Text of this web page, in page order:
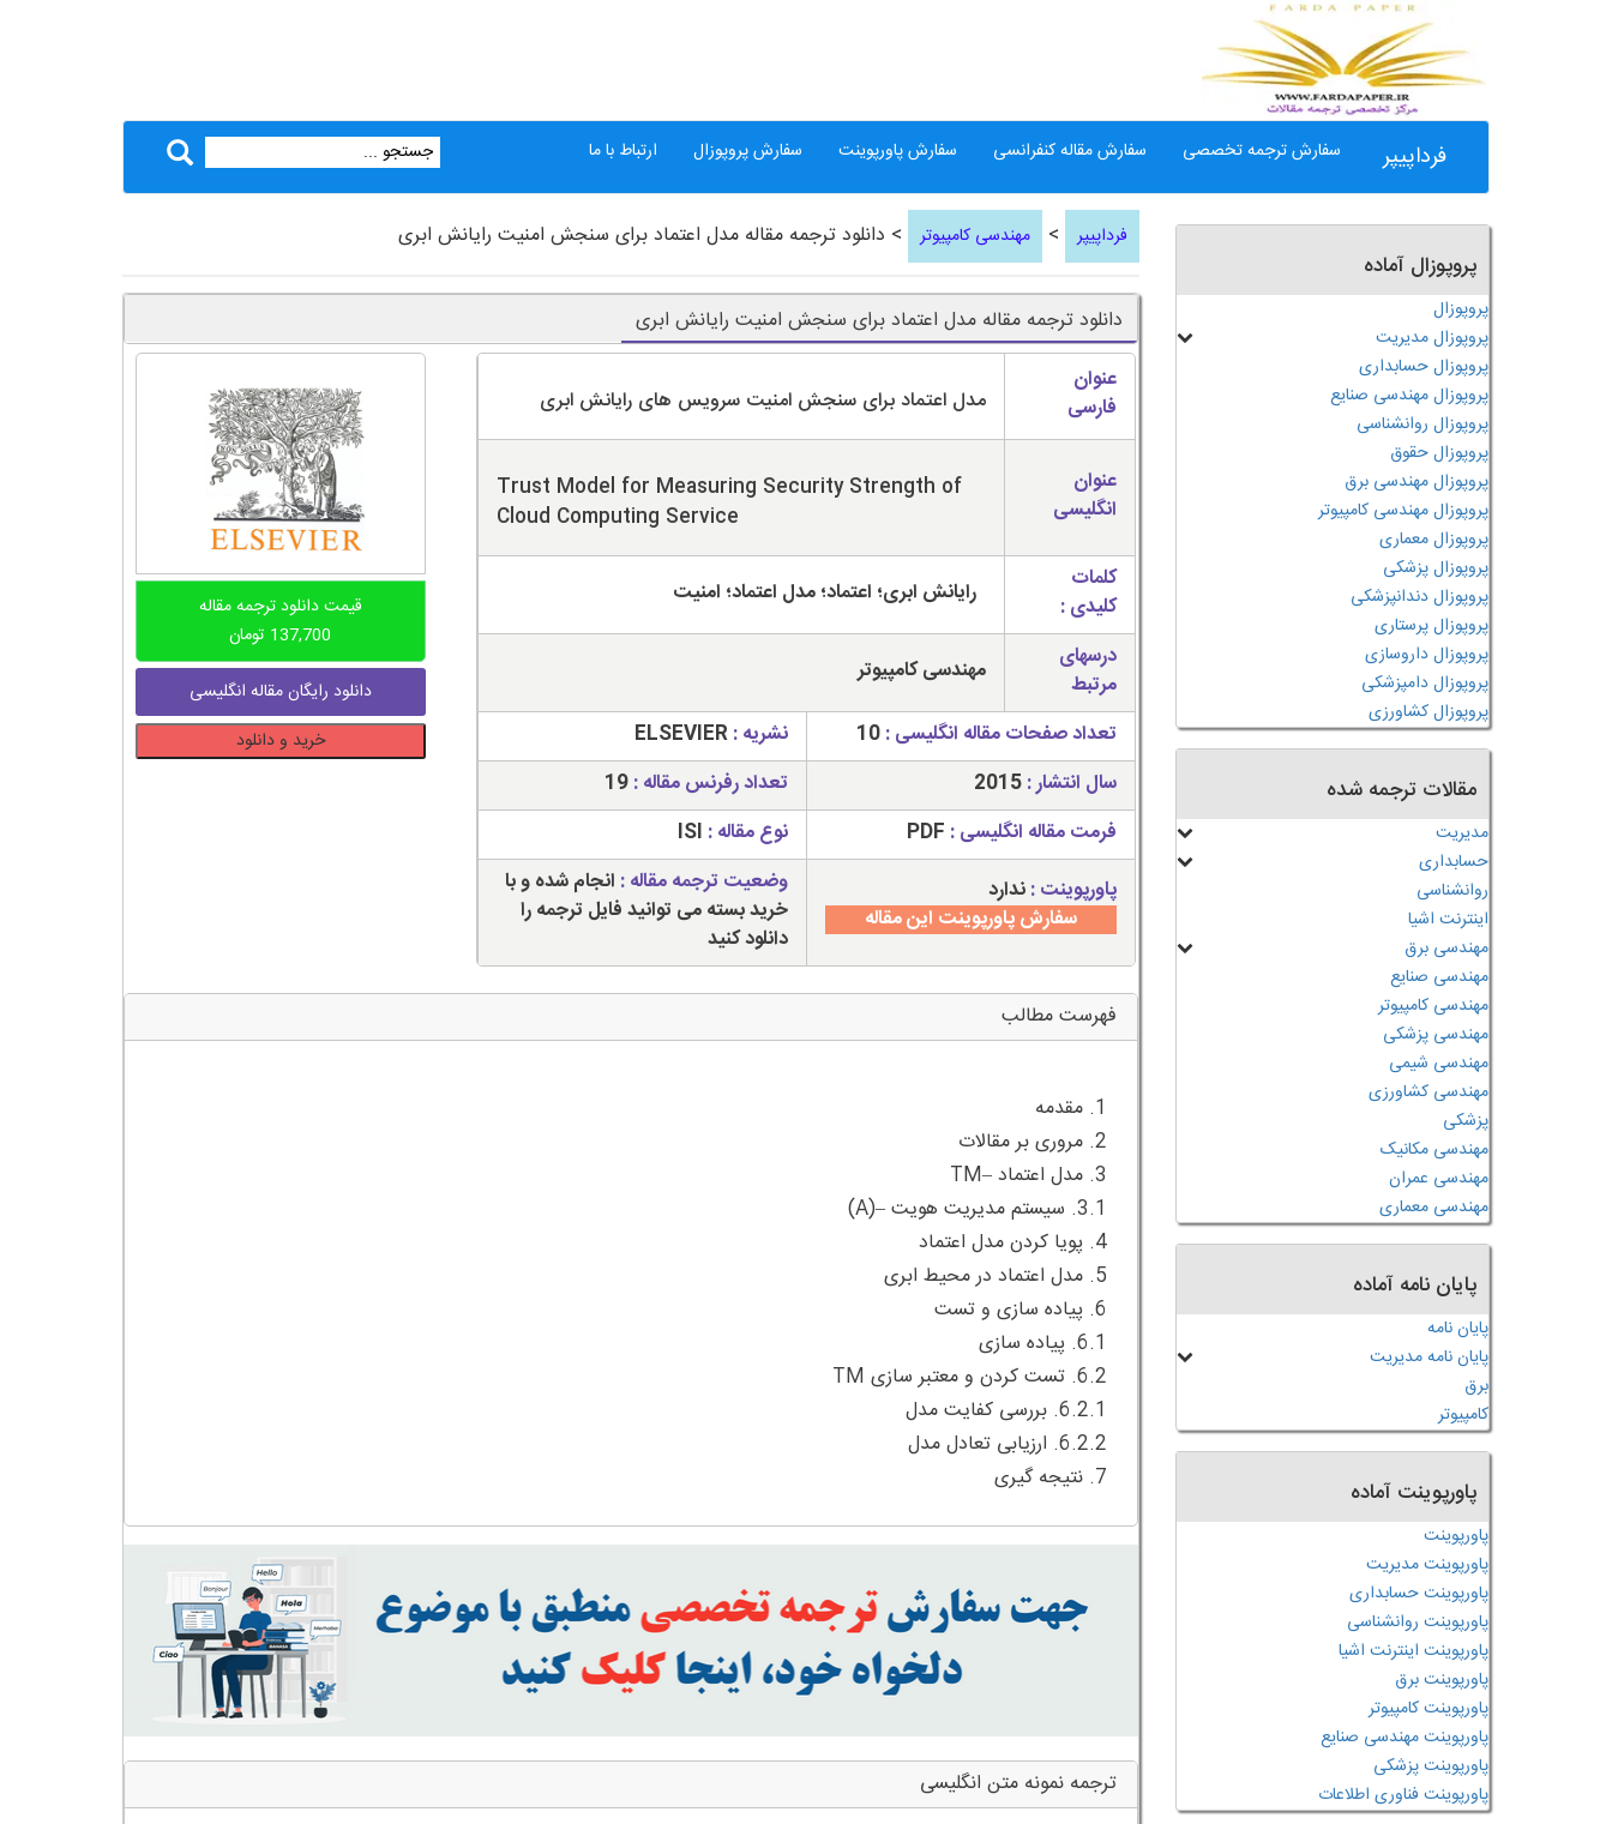
فرداپیپر سفارش ترجمه تخصصی سفارش مقاله کنفرانسی سفارش پاورپوینت سفارش پروپوزال ارتباط با ما
فرداپیپر > مهندسی کامپیوتر > دانلود ترجمه مقاله مدل اعتماد برای سنجش امنیت رایانش ابری
دانلود ترجمه مقاله مدل اعتماد برای سنجش امنیت رایانش ابری
عنوان
فارسی
مدل اعتماد برای سنجش امنیت سرویس های رایانش ابری
عنوان
انگلیسی
Trust Model for Measuring Security Strength of
Cloud Computing Service
کلمات
کلیدی :
رایانش ابری؛ اعتماد؛ مدل اعتماد؛ امنیت
درسهای
مرتبط
مهندسی کامپیوتر
تعداد صفحات مقاله انگلیسی :10 نشریه :ELSEVIER
سال انتشار :2015 تعداد رفرنس مقاله :19
فرمت مقاله انگلیسی : PDF نوع مقاله : ISI
پاورپوینت :ندارد
سفارش پاورپوینت این مقاله
وضعیت ترجمه مقاله : انجام شده و با
خرید بسته می توانید فایل ترجمه را
دانلود کنید
قیمت دانلود ترجمه مقاله
137,700 تومان
دانلود رایگان مقاله انگلیسی
ترجمه
ابری
خرید و دانلود
فهرست مطالب
7. نتیجه گیری
ترجمه نمونه متن انگلیسی
پروپوزال آماده
پروپوزال
پروپوزال مدیریت
پروپوزال حسابداری
پروپوزال مهندسی صنایع
پروپوزال روانشناسی
پروپوزال حقوق
پروپوزال مهندسی برق
پروپوزال مهندسی کامپیوتر
پروپوزال معماری
پروپوزال پزشکی
پروپوزال دندانپزشکی
پروپوزال پرستاری
پروپوزال داروسازی
پروپوزال دامپزشکی
پروپوزال کشاورزی
مقالات ترجمه شده
مدیریت
حسابداری
روانشناسی
اینترنت اشیا
مهندسی برق
مهندسی صنایع
مهندسی کامپیوتر
مهندسی پزشکی
مهندسی شیمی
مهندسی کشاورزی
پزشکی
مهندسی مکانیک
مهندسی عمران
مهندسی معماری
پایان نامه آماده
پایان نامه
پایان نامه مدیریت
برق
کامپیوتر
پاورپوینت آماده
پاورپوینت
پاورپوینت مدیریت
پاورپوینت حسابداری
پاورپوینت روانشناسی
پاورپوینت اینترنت اشیا
پاورپوینت برق
پاورپوینت کامپیوتر
پاورپوینت مهندسی صنایع
پاورپوینت پزشکی
پاورپوینت فناوری اطلاعات